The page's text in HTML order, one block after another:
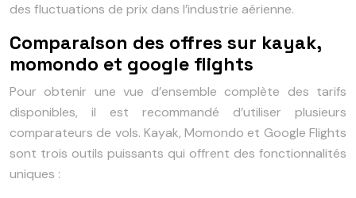
des fluctuations de prix dans l’industrie aérienne.
Comparaison des offres sur kayak,
momondo et google flights
Pour obtenir une vue d’ensemble complète des tarifs
disponibles, il est recommandé d’utiliser plusieurs
comparateurs de vols. Kayak, Momondo et Google Flights
sont trois outils puissants qui offrent des fonctionnalités
uniques :